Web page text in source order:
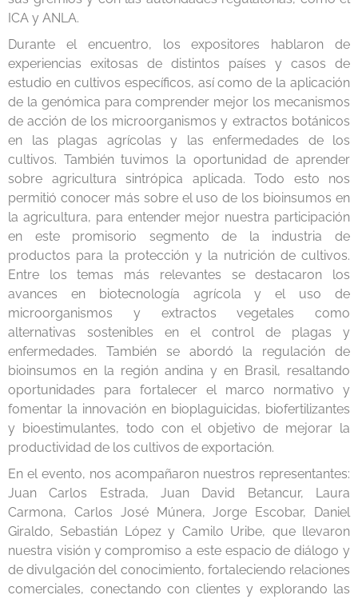
ICA y ANLA.
Durante el encuentro, los expositores hablaron de
experiencias exitosas de distintos países y casos de
estudio en cultivos específicos, así como de la aplicación
de la genómica para comprender mejor los mecanismos
de acción de los microorganismos y extractos botánicos
en las plagas agrícolas y las enfermedades de los
cultivos. También tuvimos la oportunidad de aprender
sobre agricultura sintrópica aplicada. Todo esto nos
permitió conocer más sobre el uso de los bioinsumos en
la agricultura, para entender mejor nuestra participación
en este promisorio segmento de la industria de
productos para la protección y la nutrición de cultivos.
Entre los temas más relevantes se destacaron los
avances en biotecnología agrícola y el uso de
microorganismos y extractos vegetales como
alternativas sostenibles en el control de plagas y
enfermedades. También se abordó la regulación de
bioinsumos en la región andina y en Brasil, resaltando
oportunidades para fortalecer el marco normativo y
fomentar la innovación en bioplaguicidas, biofertilizantes
y bioestimulantes, todo con el objetivo de mejorar la
productividad de los cultivos de exportación.
En el evento, nos acompañaron nuestros representantes:
Juan Carlos Estrada, Juan David Betancur, Laura
Carmona, Carlos José Múnera, Jorge Escobar, Daniel
Giraldo, Sebastián López y Camilo Uribe, que llevaron
nuestra visión y compromiso a este espacio de diálogo y
de divulgación del conocimiento, fortaleciendo relaciones
comerciales, conectando con clientes y explorando las